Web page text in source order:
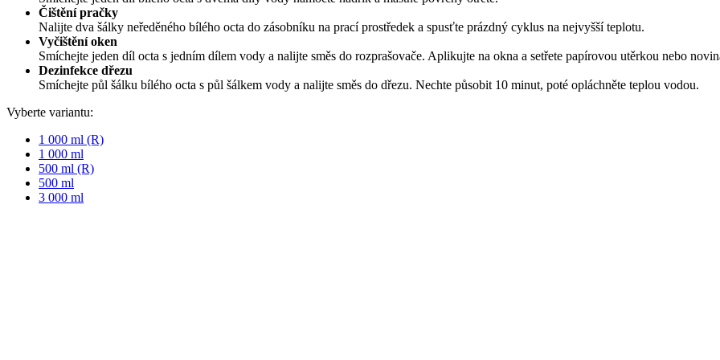
Čištění pračky
Nalijte dva šálky neředěného bílého octa do zásobníku na prací prostředek a spusťte prázdný cyklus na nejvyšší teplotu.
Vyčištění oken
Smíchejte jeden díl octa s jedním dílem vody a nalijte směs do rozprašovače. Aplikujte na okna a se­třete papírovou utěrkou nebo
Dezinfekce dřezu
Smíchejte půl šálku bílého octa s půl šálkem vody a nalijte směs do dřezu. Nechte působit 10 minut, poté opláchněte teplou vodou.
Vyberte variantu:
1 000 ml (R)
1 000 ml
500 ml (R)
500 ml
3 000 ml